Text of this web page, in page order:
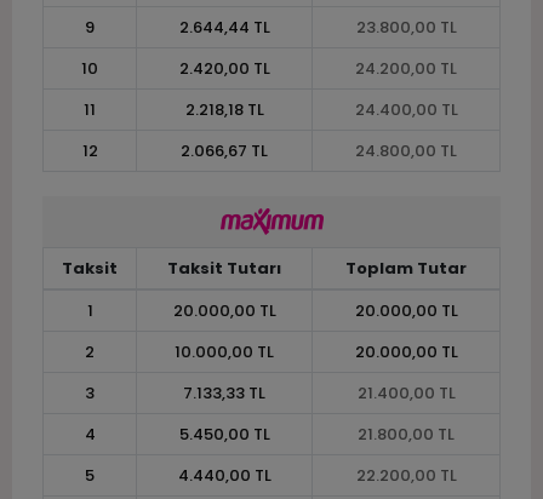
9
2.644,44 TL
23.800,00 TL
10
2.420,00 TL
24.200,00 TL
11
2.218,18 TL
24.400,00 TL
12
2.066,67 TL 24.800,00 TL
Taksit Taksit Tutarı
Toplam Tutar
1
20.000,00 TL
20.000,00 TL
2
10.000,00 TL
20.000,00 TL
3
7.133,33 TL
21.400,00 TL
4
5.450,00 TL
21.800,00 TL
5
4.440,00 TL 22.200,00 TL